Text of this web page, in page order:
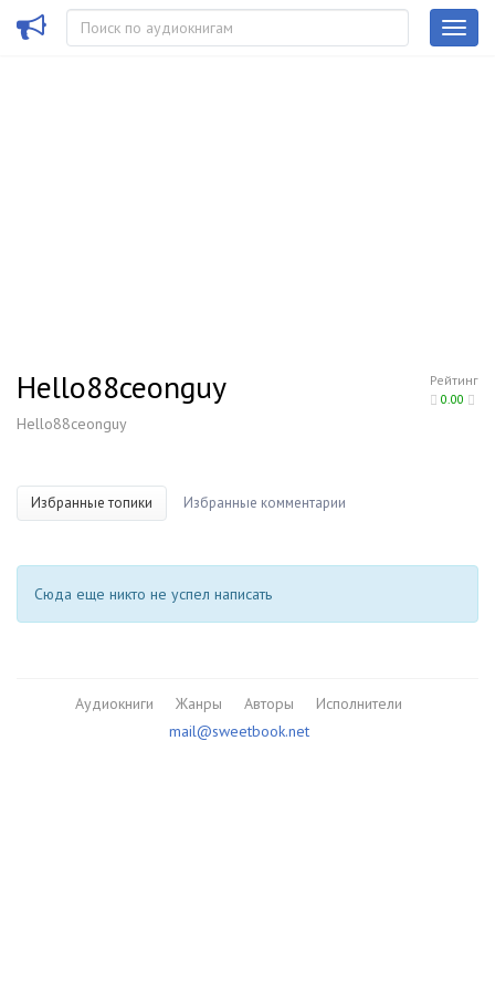
Рейтинг
0.00
Hello88ceonguy
Hello88ceonguy
Избранные топики Избранные комментарии
Сюда еще никто не успел написать
Аудиокниги Жанры Авторы
Исполнители
mail@sweetbook.net